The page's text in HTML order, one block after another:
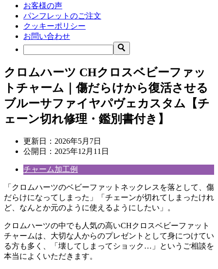
お客様の声
パンフレットのご注文
クッキーポリシー
お問い合わせ
クロムハーツ CHクロスベビーファッ
トチャーム｜傷だらけから復活させる
ブルーサファイヤパヴェカスタム【チ
ェーン切れ修理・鑑別書付き】
更新日： 2026年5月7日
公開日： 2025年12月11日
チャーム加工例
「クロムハーツのベビーファットネックレスを落として、傷
だらけになってしまった」「チェーンが切れてしまったけれ
ど、なんとか元のように使えるようにしたい」。
クロムハーツの中でも人気の高いCHクロスベビーファット
チャームは、大切な人からのプレゼントとして身につけてい
る方も多く、「壊してしまってショック…」というご相談を
本当によくいただきます。